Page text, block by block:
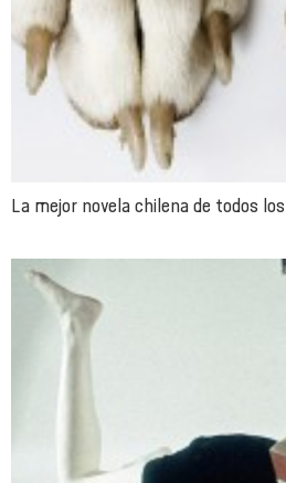
La mejor novela chilena de todos